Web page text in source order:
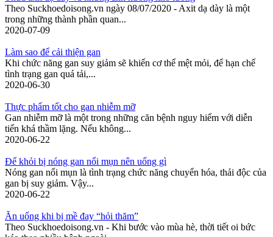
Theo Suckhoedoisong.vn ngày 08/07/2020 - Axit dạ dày là một
trong những thành phần quan...
2020-07-09
Làm sao để cải thiện gan
Khi chức năng gan suy giảm sẽ khiến cơ thể mệt mỏi, để hạn chế
tình trạng gan quá tải,...
2020-06-30
Thực phẩm tốt cho gan nhiễm mỡ
Gan nhiễm mỡ là một trong những căn bệnh nguy hiểm với diễn
tiến khá thầm lặng. Nếu không...
2020-06-22
Để khỏi bị nóng gan nổi mụn nên uống gì
Nóng gan nổi mụn là tình trạng chức năng chuyển hóa, thải độc của
gan bị suy giảm. Vậy...
2020-06-22
Ăn uống khi bị mề đay “hỏi thăm”
Theo Suckhoedoisong.vn - Khi bước vào mùa hè, thời tiết oi bức